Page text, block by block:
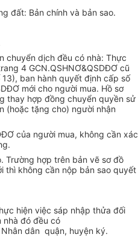
đất: Bản chính và bản sao.
chuyển dịch đều có nhà: Thực
4 GCN.QSHNƠ&QSDĐƠ cũ
ban hành quyết định cấp số
mới cho người mua. Hồ sơ
thay hợp đồng chuyển quyền sử
(hoặc tặng cho) người nhận
của người mua, không cần xác
Trường hợp trên bản vẽ sơ đồ
thì không cần nộp bản sao quyết
hiện việc sáp nhập thửa đối
nhà đó đều có
dân quận, huyện ký.